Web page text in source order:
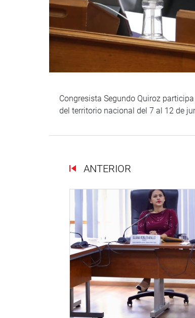
Congresista Segundo Quiroz
del territorio nacional del 7 al 12 de
ANTERIOR